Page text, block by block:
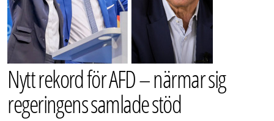
Nytt rekord för AFD – närmar sig
regeringens samlade stöd